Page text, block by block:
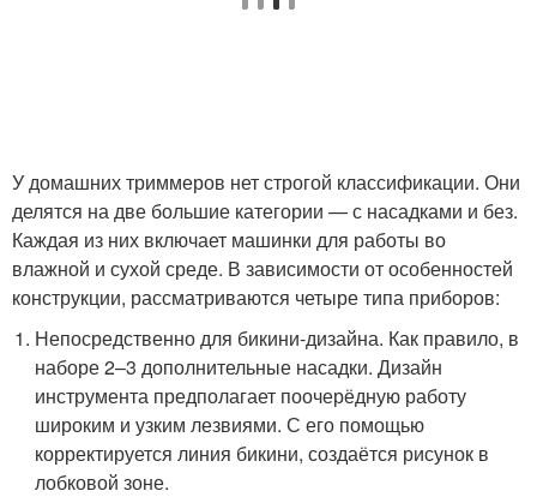
У домашних триммеров нет строгой классификации. Они
делятся на две большие категории — с насадками и без.
Каждая из них включает машинки для работы во
влажной и сухой среде. В зависимости от особенностей
конструкции, рассматриваются четыре типа приборов:
Непосредственно для бикини-дизайна. Как правило, в
наборе 2–3 дополнительные насадки. Дизайн
инструмента предполагает поочерёдную работу
широким и узким лезвиями. С его помощью
корректируется линия бикини, создаётся рисунок в
лобковой зоне.